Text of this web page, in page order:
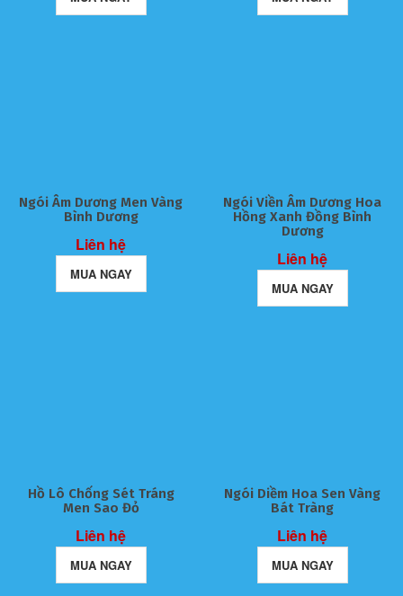
Ngói Âm Dương Men Vàng
Bình Dương
Liên hệ
MUA NGAY
Ngói Viền Âm Dương Hoa
Hồng Xanh Đồng Bình
Dương
Liên hệ
MUA NGAY
Hồ Lô Chống Sét Tráng
Men Sao Đỏ
Liên hệ
MUA NGAY
Ngói Diềm Hoa Sen Vàng
Bát Tràng
Liên hệ
MUA NGAY